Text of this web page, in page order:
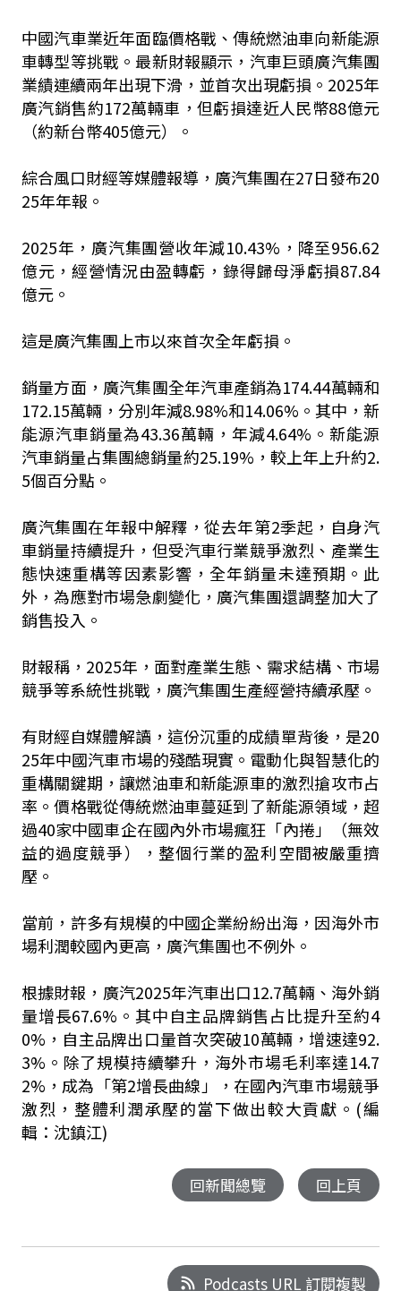
中國汽車業近年面臨價格戰、傳統燃油車向新能源
車轉型等挑戰。最新財報顯示，汽車巨頭廣汽集團
業績連續兩年出現下滑，並首次出現虧損。2025年
廣汽銷售約172萬輛車，但虧損達近人民幣88億元
（約新台幣405億元）。
綜合風口財經等媒體報導，廣汽集團在27日發布20
25年年報。
2025年，廣汽集團營收年減10.43%，降至956.62
億元，經營情況由盈轉虧，錄得歸母淨虧損87.84
億元。
這是廣汽集團上市以來首次全年虧損。
銷量方面，廣汽集團全年汽車產銷為174.44萬輛和
172.15萬輛，分別年減8.98%和14.06%。其中，新
能源汽車銷量為43.36萬輛，年減4.64%。新能源
汽車銷量占集團總銷量約25.19%，較上年上升約2.
5個百分點。
廣汽集團在年報中解釋，從去年第2季起，自身汽
車銷量持續提升，但受汽車行業競爭激烈、產業生
態快速重構等因素影響，全年銷量未達預期。此
外，為應對市場急劇變化，廣汽集團還調整加大了
銷售投入。
財報稱，2025年，面對產業生態、需求結構、市場
競爭等系統性挑戰，廣汽集團生產經營持續承壓。
有財經自媒體解讀，這份沉重的成績單背後，是20
25年中國汽車市場的殘酷現實。電動化與智慧化的
重構關鍵期，讓燃油車和新能源車的激烈搶攻市占
率。價格戰從傳統燃油車蔓延到了新能源領域，超
過40家中國車企在國內外市場瘋狂「內捲」（無效
益的過度競爭），整個行業的盈利空間被嚴重擠
壓。
當前，許多有規模的中國企業紛紛出海，因海外市
場利潤較國內更高，廣汽集團也不例外。
根據財報，廣汽2025年汽車出口12.7萬輛、海外銷
量增長67.6%。其中自主品牌銷售占比提升至約4
0%，自主品牌出口量首次突破10萬輛，增速達92.
3%。除了規模持續攀升，海外市場毛利率達14.7
2%，成為「第2增長曲線」，在國內汽車市場競爭
激烈，整體利潤承壓的當下做出較大貢獻。(編
輯：沈鎮江)
回新聞總覽 回上頁
Podcasts URL 訂閱複製